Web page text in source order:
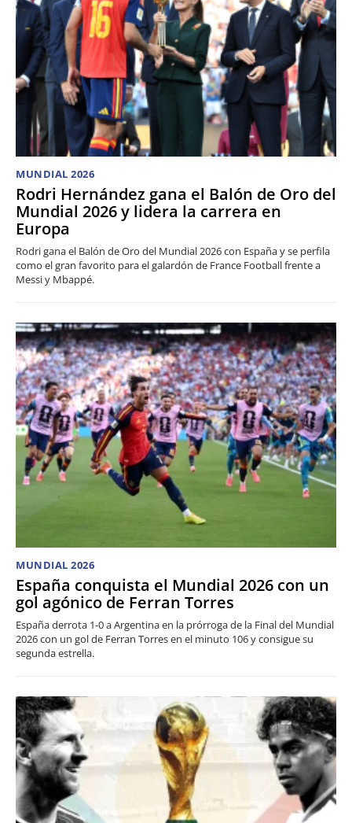
MUNDIAL 2026
Rodri Hernández gana el Balón de Oro del
Mundial 2026 y lidera la carrera en
Europa
Rodri gana el Balón de Oro del Mundial 2026 con España y se perfila
como el gran favorito para el galardón de France Football frente a
Messi y Mbappé.
MUNDIAL 2026
España conquista el Mundial 2026 con un
gol agónico de Ferran Torres
España derrota 1-0 a Argentina en la prórroga de la Final del Mundial
2026 con un gol de Ferran Torres en el minuto 106 y consigue su
segunda estrella.